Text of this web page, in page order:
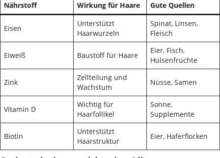
Nährstoff Wirkung für Haare Gute Quellen
Eisen
Unterstützt
Haarwurzeln
Spinat, Linsen,
Fleisch
Eiweiß Baustoff für Haare
Eier, Fisch,
Hülsenfrüchte
Zink
Zellteilung und
Wachstum
Nüsse, Samen
Vitamin D
Wichtig für
Haarfollikel
Sonne,
Supplemente
Biotin
Unterstützt
Haarstruktur
Eier, Haferflocken